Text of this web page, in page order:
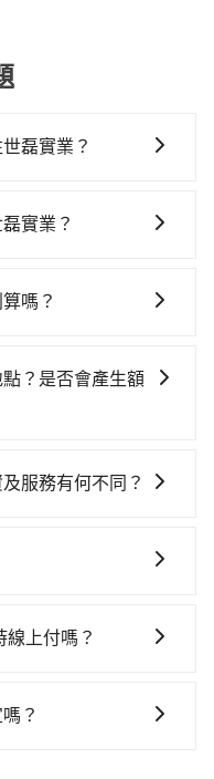
磊實業？
23:32，新竹-台中一
、現場購票並於月台
程車，搭上小黃後約
磊實業 (台中市西屯區)
人平均花費約550
來預約tripool！如果
實業？
車），最重要的是你
外加收$3.2，從新竹
為$1,300~1,850（金
可能的罰單都需自
座或九人座可供選
一樣。另外，偶爾也
不小的風險。最後，
嗎？
等，如果在路邊攔不
程車隊，如987白牌計
，無論在價格或服務
？是否會產生額
」，每個點距離在 5
點停靠，則不需要額
服務有何不同？
靈活安排時間，價格
要下車時才知。價格
每次服務的狀況以及
上付嗎？
可以了。
？